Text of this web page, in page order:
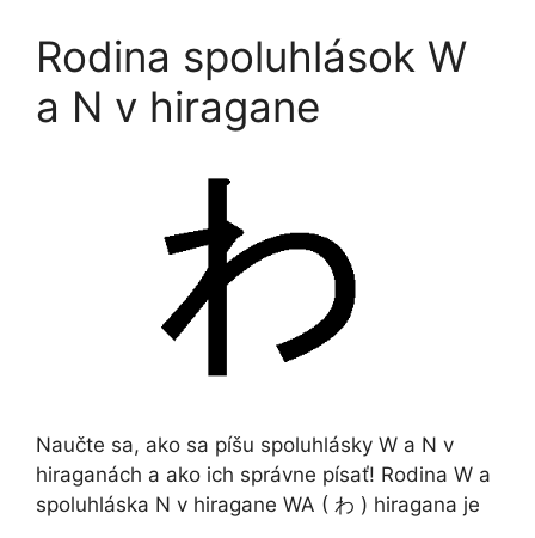
Rodina spoluhlások W
a N v hiragane
Naučte sa, ako sa píšu spoluhlásky W a N v
hiraganách a ako ich správne písať! Rodina W a
spoluhláska N v hiragane WA ( わ ) hiragana je